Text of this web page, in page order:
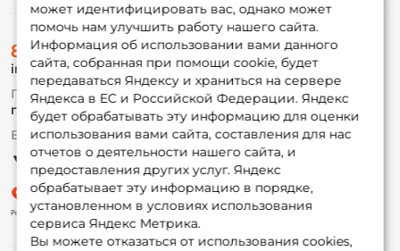
может идентифицировать вас, однако может
помочь нам улучшить работу нашего сайта.
Информация об использовании вами данного
сайта, собранная при помощи cookie, будет
передаваться Яндексу и храниться на сервере
Яндекса в ЕС и Российской Федерации. Яндекс
будет обрабатывать эту информацию для оценки
использования вами сайта, составления для нас
отчетов о деятельности нашего сайта, и
предоставления других услуг. Яндекс
обрабатывает эту информацию в порядке,
установленном в условиях использования
сервиса Яндекс Метрика.
Вы можете отказаться от использования cookies,
О магазине
Доставка
Оплата
Fox-bonus
Гуру
Партнерская программа
8 (495) 532-77-88
info@foxfishing.ru
По вопросам с заказом
г. Москва, ул. Плеханова д.7
Ежедневно 10:00 до 20:00